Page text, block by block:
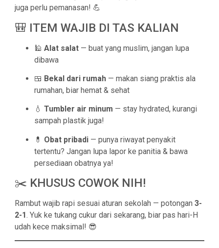
juga perlu pemanasan! 💪
🎒 ITEM WAJIB DI TAS KALIAN
🕌 Alat salat — buat yang muslim, jangan lupa
dibawa
🍱 Bekal dari rumah — makan siang praktis ala
rumahan, biar hemat & sehat
💧 Tumbler air minum — stay hydrated, kurangi
sampah plastik juga!
💊 Obat pribadi — punya riwayat penyakit
tertentu? Jangan lupa lapor ke panitia & bawa
persediaan obatnya ya!
✂️ KHUSUS COWOK NIH!
Rambut wajib rapi sesuai aturan sekolah — potongan 3-
2-1. Yuk ke tukang cukur dari sekarang, biar pas hari-H
udah kece maksimal! 😎